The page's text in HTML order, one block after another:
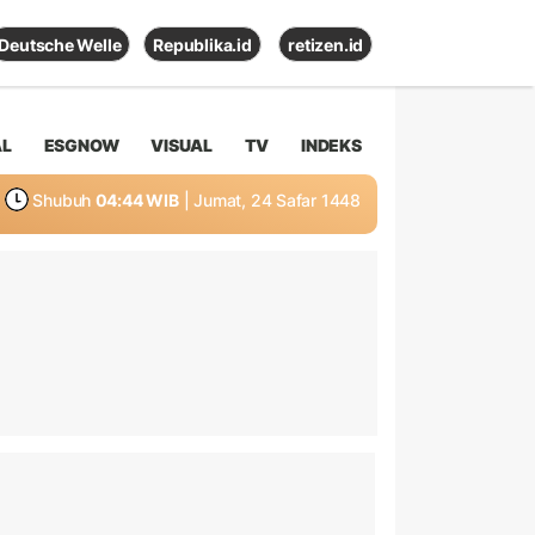
Deutsche Welle Republika.id retizen.id
ESGNOW VISUAL TV INDEKS
Shubuh 04:44 WIB | Jumat, 24 Safar 1448